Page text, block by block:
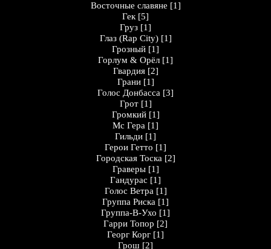
Восточные славяне [1]
Гек [5]
Груз [1]
Глаз (Rap City) [1]
Грозный [1]
Горлум & Орёл [1]
Гвардия [2]
Грани [1]
Голос Донбасса [3]
Грот [1]
Громкий [1]
Мс Гера [1]
Гильди [1]
Герои Гетто [1]
Городская Тоска [2]
Граверы [1]
Гандурас [1]
Голос Ветра [1]
Группа Риска [1]
Группа-В-Ухо [1]
Гарри Топор [2]
Георг Корг [1]
Грош [2]